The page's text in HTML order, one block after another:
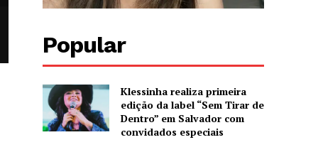
Popular
Klessinha realiza primeira
edição da label “Sem Tirar de
Dentro” em Salvador com
convidados especiais